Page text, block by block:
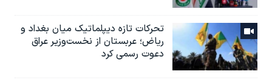
تحرکات تازه دیپلماتیک میان بغداد و
ریاض؛ عربستان از نخست‌وزیر عراق
دعوت رسمی کرد